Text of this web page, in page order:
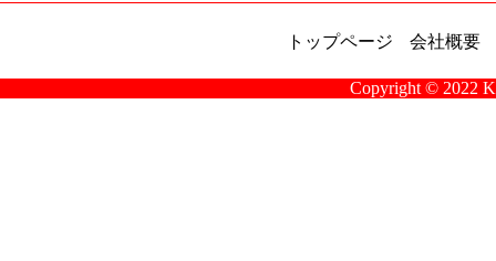
トップページ 会社概要
Copyright © 2022